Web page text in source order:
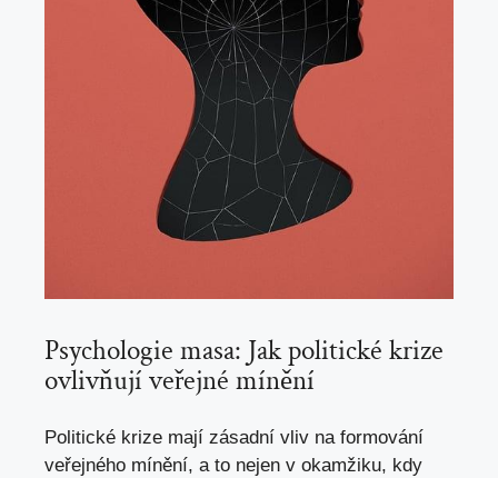
Psychologie masa: Jak politické krize
ovlivňují veřejné mínění
Politické krize mají zásadní vliv na formování
veřejného mínění, a to nejen v okamžiku, kdy